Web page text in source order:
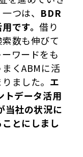
つは、 BDR
です。借り
数も伸びて
ワードをも
くABMに活
ました。 エ
トデータ活用
当社の状況に
とにしまし